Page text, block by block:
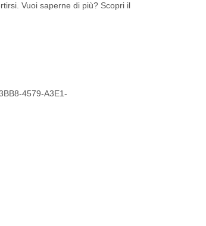
Vuoi saperne di più? Scopri il
4579-A3E1-